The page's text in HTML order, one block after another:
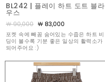
BL242 | 플레이 하트 도트 블라
우스
￦ 90,000 ￦ 83,000
포켓 속에 빼꼼 숨어있는 수줍은 하트 비
딩이 볼수록 기분 좋은 일상의 활력소가
되어주어요 :)